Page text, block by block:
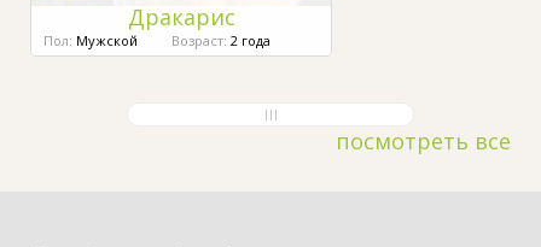
Дракарис
Пол: Мужской Возраст: 2 года
посмотреть все